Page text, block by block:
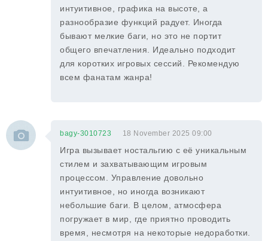
интуитивное, графика на высоте, а
разнообразие функций радует. Иногда
бывают мелкие баги, но это не портит
общего впечатления. Идеально подходит
для коротких игровых сессий. Рекомендую
всем фанатам жанра!
bagy-3010723 18 November 2025 09:00
Игра вызывает ностальгию с её уникальным
стилем и захватывающим игровым
процессом. Управление довольно
интуитивное, но иногда возникают
небольшие баги. В целом, атмосфера
погружает в мир, где приятно проводить
время, несмотря на некоторые недоработки.